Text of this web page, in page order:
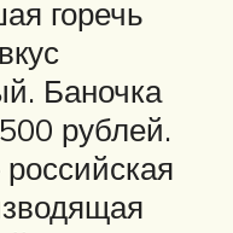
горечь
Баночка
рублей.